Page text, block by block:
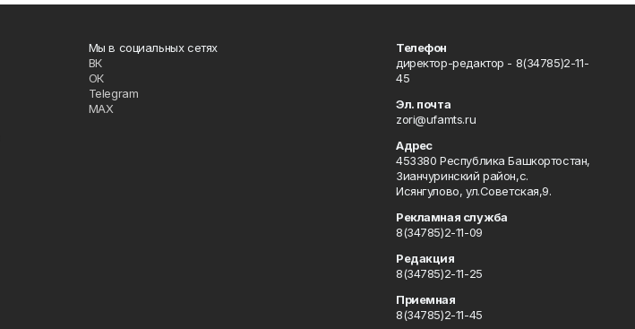
Мы в социальных сетях
ВК
ОК
Telegram
MAX
Телефон
директор-редактор - 8(34785)2-11-
45
Эл. почта
zori@ufamts.ru
Адрес
453380 Республика Башкортостан,
Зианчуринский район,с.
Исянгулово, ул.Советская,9.
Рекламная служба
8(34785)2-11-09
Редакция
8(34785)2-11-25
Приемная
8(34785)2-11-45